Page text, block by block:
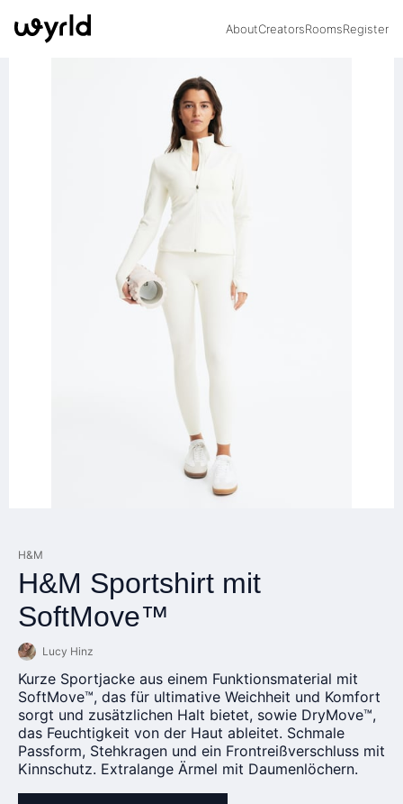
AboutCreatorsRoomsRegister
H&M
H&M Sportshirt mit
SoftMove™
Lucy Hinz
Kurze Sportjacke aus einem Funktionsmaterial mit
SoftMove™, das für ultimative Weichheit und Komfort
sorgt und zusätzlichen Halt bietet, sowie DryMove™,
das Feuchtigkeit von der Haut ableitet. Schmale
Passform, Stehkragen und ein Frontreißverschluss mit
Kinnschutz. Extralange Ärmel mit Daumenlöchern.